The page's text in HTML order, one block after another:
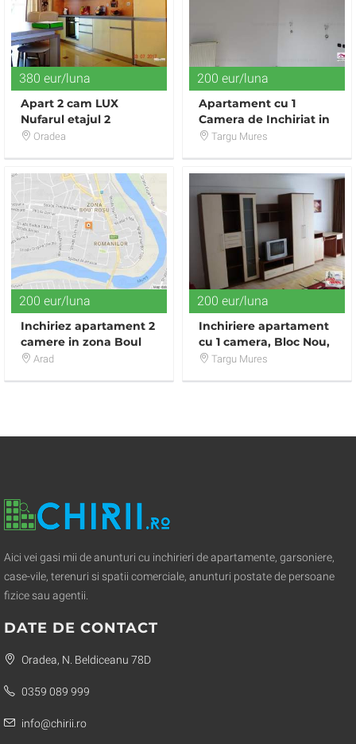
380 eur/luna
Apart 2 cam LUX
Nufarul etajul 2
Oradea
200 eur/luna
Apartament cu 1
Camera de Inchiriat in
Zona Centrala
Targu Mures
200 eur/luna
Inchiriez apartament 2
camere in zona Boul
Rosu
Arad
200 eur/luna
Inchiriere apartament
cu 1 camera, Bloc Nou,
mobilat, utilat, zona
Targu Mures
Aici vei gasi mii de anunturi cu inchirieri de apartamente, garsoniere,
case-vile, terenuri si spatii comerciale, anunturi postate de persoane
fizice sau agentii.
DATE DE CONTACT
Oradea, N. Beldiceanu 78D
0359 089 999
info@chirii.ro